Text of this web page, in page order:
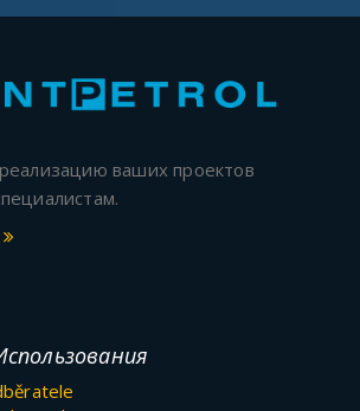
ваших проектов